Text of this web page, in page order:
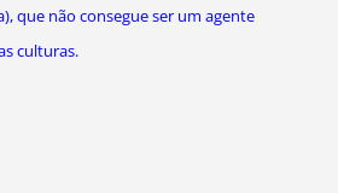
que não consegue ser um agente
culturas.